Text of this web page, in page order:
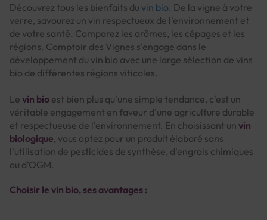
Découvrez tous les bienfaits du vin bio. De la vigne à votre
verre, savourez un vin respectueux de l'environnement et
de votre santé. Comparez les arômes, les cépages et les
régions. Comptoir des Vignes s'engage dans le
développement du vin bio avec une large sélection de vins
bio de différentes régions viticoles.
Le vin bio est bien plus qu'une simple tendance, c'est un
véritable engagement en faveur d'une agriculture durable
et respectueuse de l'environnement. En choisissant un vin
biologique, vous optez pour un produit élaboré sans
l'utilisation de pesticides de synthèse, d'engrais chimiques
ou d'OGM.
Choisir le vin bio, ses avantages :